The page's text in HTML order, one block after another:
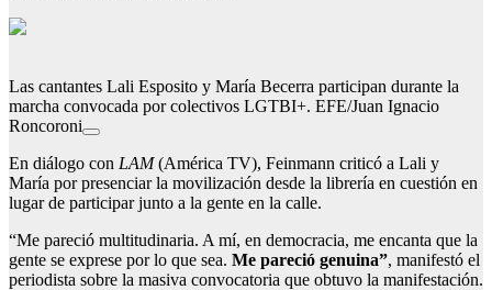
Las cantantes Lali Esposito y María Becerra participan durante la
marcha convocada por colectivos LGTBI+. EFE/Juan Ignacio
Roncoroni
En diálogo con LAM(América TV), Feinmann criticó a Lali y
María por presenciar la movilización desde la librería en cuestión en
lugar de participar junto a la gente en la calle.
“Me pareció multitudinaria. A mí, en democracia, me encanta que la
gente se exprese por lo que sea. Me pareció genuina”, manifestó el
periodista sobre la masiva convocatoria que obtuvo la manifestación.